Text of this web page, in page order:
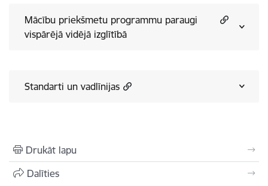
Mācību priekšmetu programmu paraugi
vispārējā vidējā izglītībā
Standarti un vadlīnijas
Drukāt lapu
Dalīties